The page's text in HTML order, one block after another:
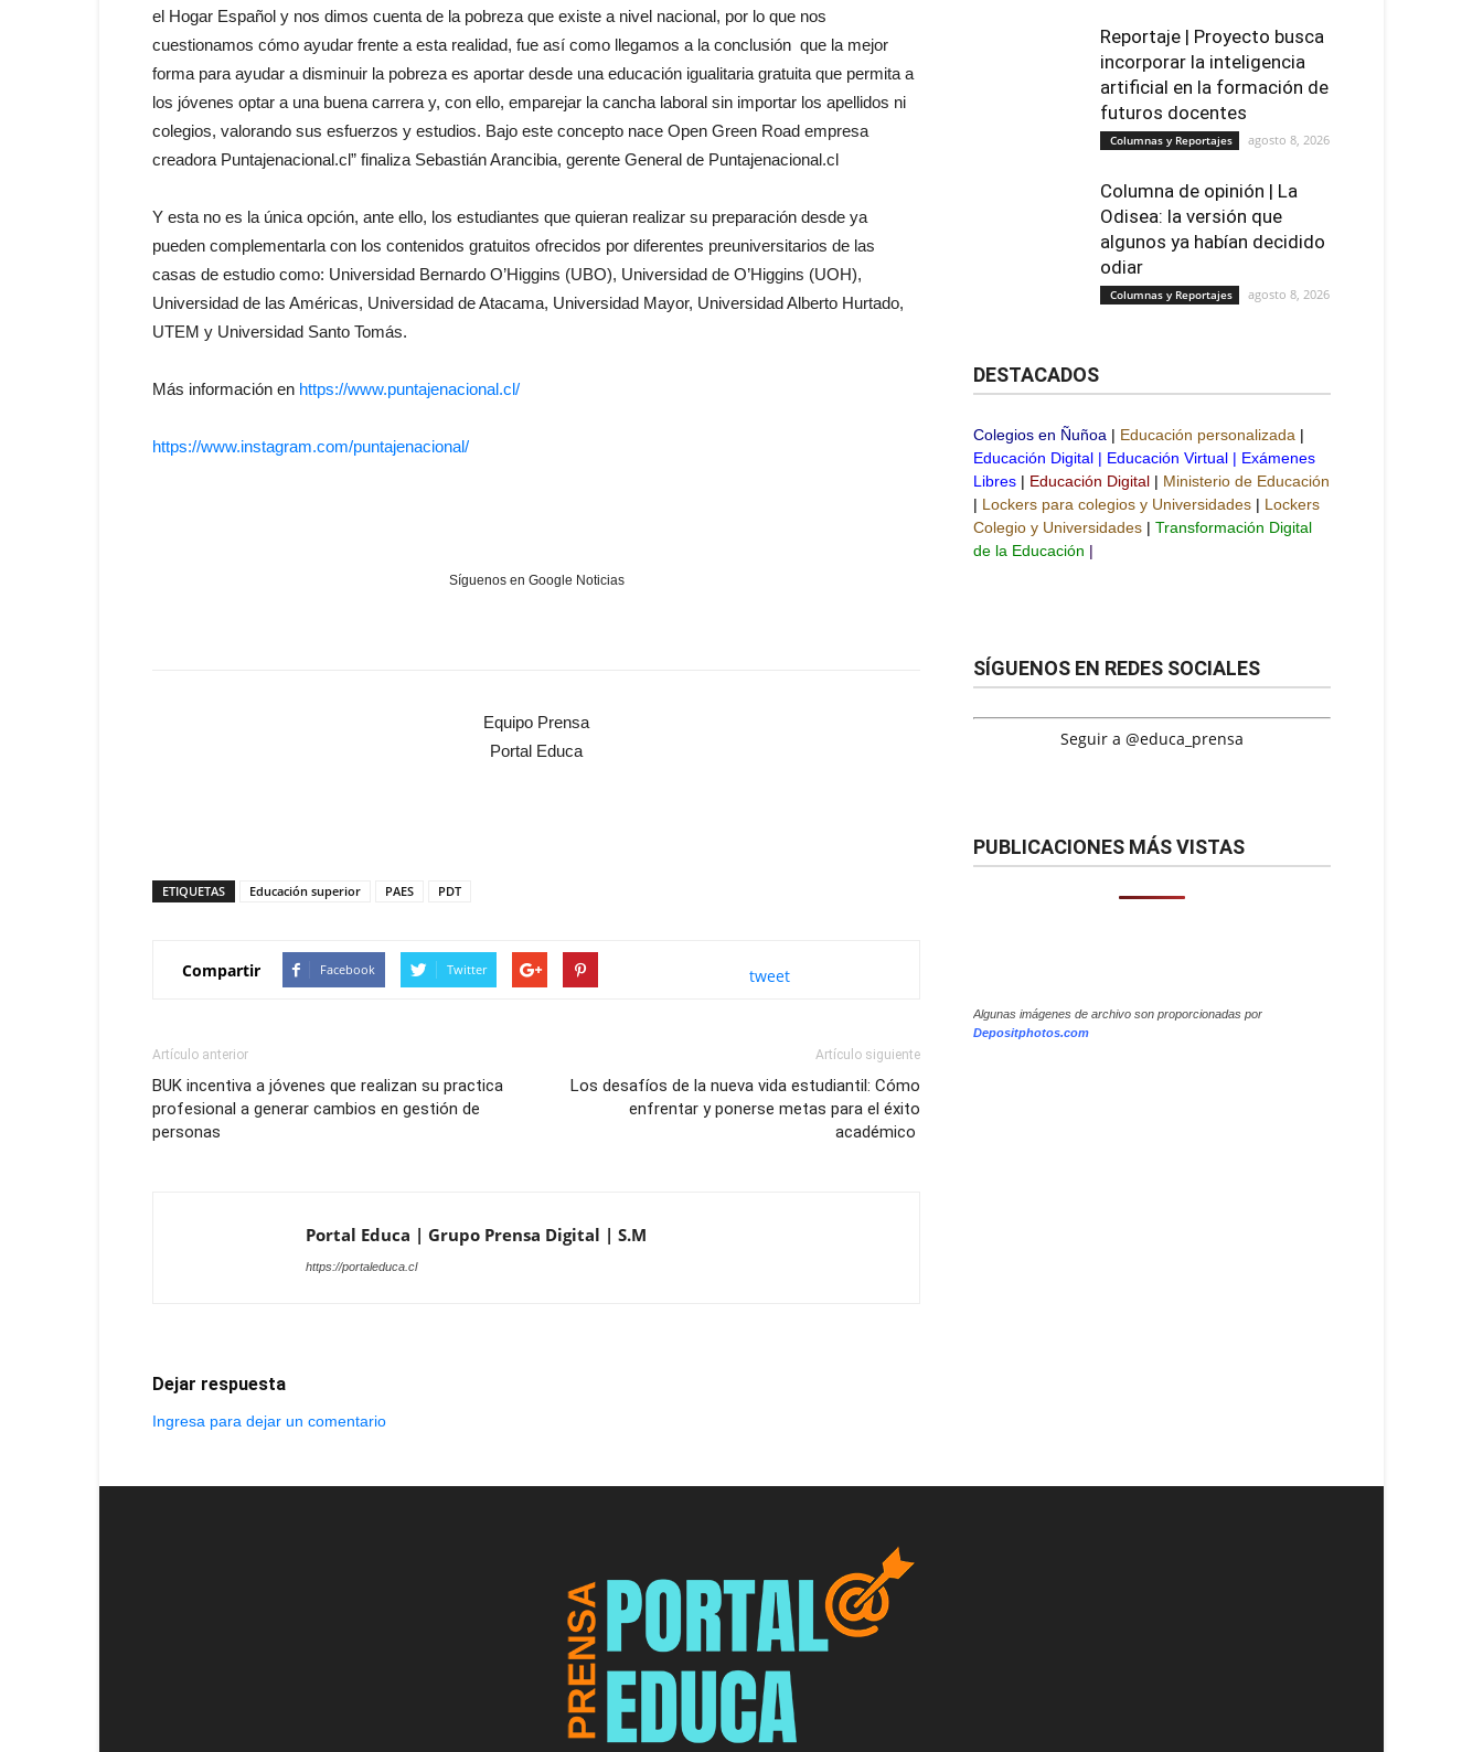
el Hogar Español y nos dimos cuenta de la pobreza que existe a nivel nacional, por lo que nos
cuestionamos cómo ayudar frente a esta realidad, fue así como llegamos a la conclusión que la mejor
forma para ayudar a disminuir la pobreza es aportar desde una educación igualitaria gratuita que permita a
los jóvenes optar a una buena carrera y, con ello, emparejar la cancha laboral sin importar los apellidos ni
colegios, valorando sus esfuerzos y estudios. Bajo este concepto nace Open Green Road empresa
creadora Puntajenacional.cl” finaliza Sebastián Arancibia, gerente General de Puntajenacional.cl
Y esta no es la única opción, ante ello, los estudiantes que quieran realizar su preparación desde ya
pueden complementarla con los contenidos gratuitos ofrecidos por diferentes preuniversitarios de las
casas de estudio como: Universidad Bernardo O’Higgins (UBO), Universidad de O’Higgins (UOH),
Universidad de las Américas, Universidad de Atacama, Universidad Mayor, Universidad Alberto Hurtado,
UTEM y Universidad Santo Tomás.
Más información en https://www.puntajenacional.cl/
https://www.instagram.com/puntajenacional/
Síguenos en Google Noticias
Equipo Prensa
Portal Educa
ETIQUETAS Educación superior PAES PDT
Compartir Facebook Twitter tweet
Artículo anterior
BUK incentiva a jóvenes que realizan su practica
profesional a generar cambios en gestión de
personas
Artículo siguiente
Los desafíos de la nueva vida estudiantil: Cómo
enfrentar y ponerse metas para el éxito
académico
Portal Educa | Grupo Prensa Digital | S.M
https://portaleduca.cl
Dejar respuesta
Ingresa para dejar un comentario
Reportaje | Proyecto busca
incorporar la inteligencia
artificial en la formación de
futuros docentes
Columnas y Reportajes agosto 8, 2026
Columna de opinión | La
Odisea: la versión que
algunos ya habían decidido
odiar
Columnas y Reportajes agosto 8, 2026
DESTACADOS
Colegios en Ñuñoa | Educación personalizada |
Educación Digital | Educación Virtual | Exámenes
Libres | Educación Digital | Ministerio de Educación
| Lockers para colegios y Universidades | Lockers
Colegio y Universidades | Transformación Digital
de la Educación |
SÍGUENOS EN REDES SOCIALES
Seguir a @educa_prensa
PUBLICACIONES MÁS VISTAS
Algunas imágenes de archivo son proporcionadas por
Depositphotos.com